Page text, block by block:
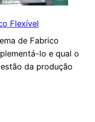
Flexível
de Fabrico
lo e qual o
da produção